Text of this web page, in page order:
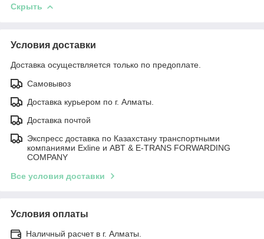
Скрыть
Условия доставки
Доставка осуществляется только по предоплате.
Самовывоз
Доставка курьером по г. Алматы.
Доставка почтой
Экспресс доставка по Казахстану транспортными
компаниями Exline и ABT & E-TRANS FORWARDING
COMPANY
Все условия доставки
Условия оплаты
Наличный расчет в г. Алматы.